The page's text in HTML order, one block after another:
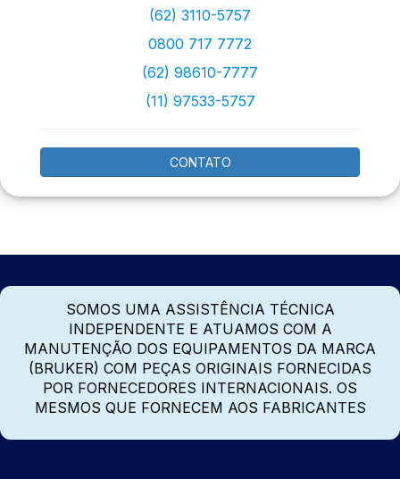
(62) 3110-5757
0800 717 7772
(62) 98610-7777
(11) 97533-5757
CONTATO
SOMOS UMA ASSISTÊNCIA TÉCNICA
INDEPENDENTE E ATUAMOS COM A
MANUTENÇÃO DOS EQUIPAMENTOS DA MARCA
(BRUKER) COM PEÇAS ORIGINAIS FORNECIDAS
POR FORNECEDORES INTERNACIONAIS. OS
MESMOS QUE FORNECEM AOS FABRICANTES